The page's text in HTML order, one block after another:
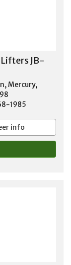
JB-
Mercury,
1985
info